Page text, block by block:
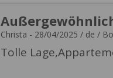
Christa - 28/04/2025 / de /
Tolle